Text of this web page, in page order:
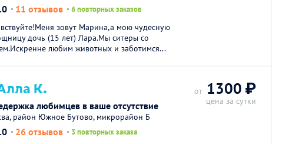
11 отзывов 6 повторных заказов
зовут Марина,а мою чудесную
дочь (15 лет) Лара.Мы ситеры со
любим животных и заботимся...
К.
любимцев в ваше отсутствие
район Южное Бутово, микрорайон Б
26 отзывов 3 повторных заказа
от 1300 ₽
цена за сутки